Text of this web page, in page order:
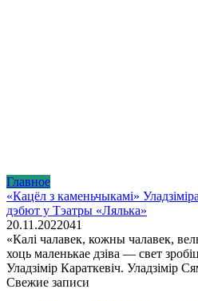
Главное
«Кацёл з каменьчыкамі»
дэбют у Тэатры «Лялька»
20.11.2022041
«Калі чалавек, кожны чалавек,
хоць маленькае дзіва — свет
Уладзімір Караткевіч. Уладзімір
Свежие записи